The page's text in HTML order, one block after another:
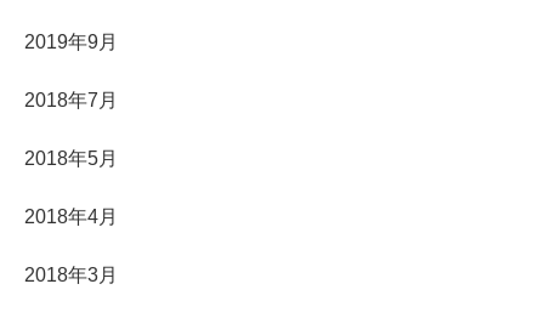
2019年9月
2018年7月
2018年5月
2018年4月
2018年3月